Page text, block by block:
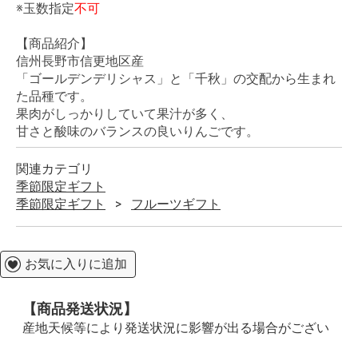
※玉数指定不可
【商品紹介】
信州長野市信更地区産
「ゴールデンデリシャス」と「千秋」の交配から生まれ
た品種です。
果肉がしっかりしていて果汁が多く、
甘さと酸味のバランスの良いりんごです。
関連カテゴリ
季節限定ギフト
季節限定ギフト
フルーツギフト
お気に入りに追加
【商品発送状況】
産地天候等により発送状況に影響が出る場合がござい